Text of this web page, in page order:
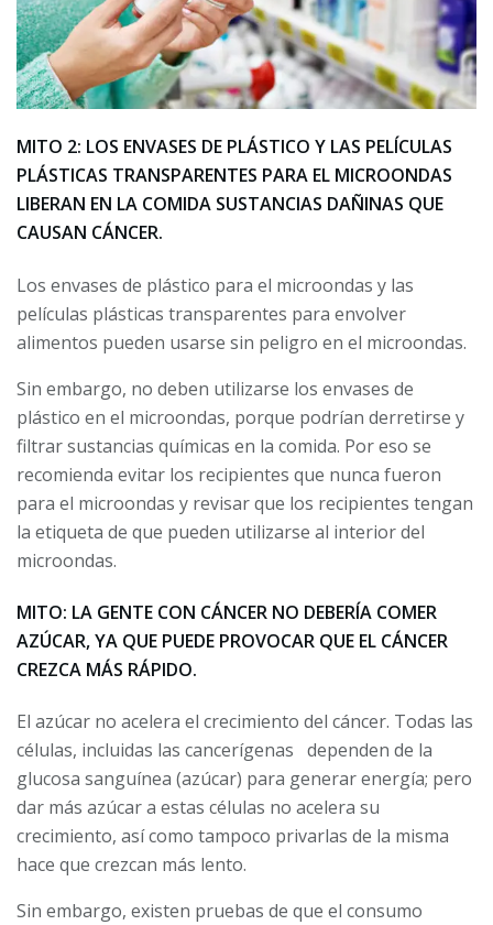
MITO 2: LOS ENVASES DE PLÁSTICO Y LAS PELÍCULAS
PLÁSTICAS TRANSPARENTES PARA EL MICROONDAS
LIBERAN EN LA COMIDA SUSTANCIAS DAÑINAS QUE
CAUSAN CÁNCER.
Los envases de plástico para el microondas y las
películas plásticas transparentes para envolver
alimentos pueden usarse sin peligro en el microondas.
Sin embargo, no deben utilizarse los envases de
plástico en el microondas, porque podrían derretirse y
filtrar sustancias químicas en la comida. Por eso se
recomienda evitar los recipientes que nunca fueron
para el microondas y revisar que los recipientes tengan
la etiqueta de que pueden utilizarse al interior del
microondas.
MITO: LA GENTE CON CÁNCER NO DEBERÍA COMER
AZÚCAR, YA QUE PUEDE PROVOCAR QUE EL CÁNCER
CREZCA MÁS RÁPIDO.
El azúcar no acelera el crecimiento del cáncer. Todas las
células, incluidas las cancerígenas dependen de la
glucosa sanguínea (azúcar) para generar energía; pero
dar más azúcar a estas células no acelera su
crecimiento, así como tampoco privarlas de la misma
hace que crezcan más lento.
Sin embargo, existen pruebas de que el consumo